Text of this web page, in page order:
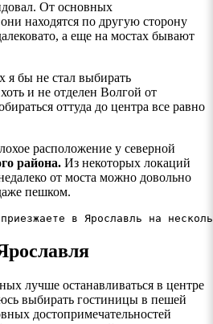
От основных
находятся по другую сторону
а еще на мостах бывают
я бы не стал выбирать
и не отделен Волгой от
оттуда до центра все равно
расположение у северной
района. Из некоторых локаций
от моста можно довольно
пешком.
в Ярославль на
лучше останавливаться в центре
выбирать гостиницы в пешей
достопримечательностей